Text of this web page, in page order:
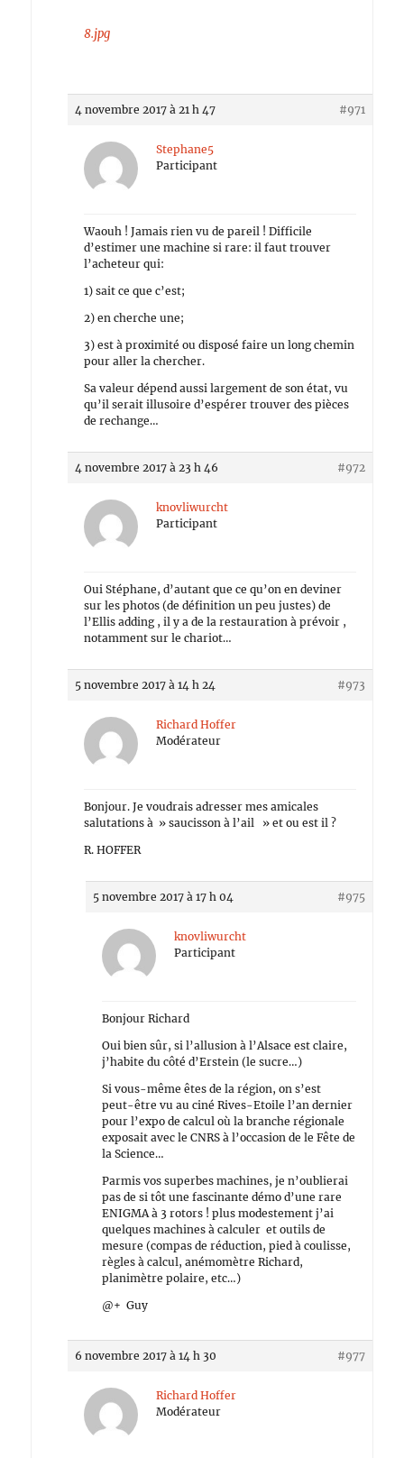
8.jpg
4 novembre 2017 à 21 h 47 #971
Stephane5
Participant
Waouh ! Jamais rien vu de pareil ! Difficile
d’estimer une machine si rare: il faut trouver
l’acheteur qui:
1) sait ce que c’est;
2) en cherche une;
3) est à proximité ou disposé faire un long chemin
pour aller la chercher.
Sa valeur dépend aussi largement de son état, vu
qu’il serait illusoire d’espérer trouver des pièces
de rechange…
4 novembre 2017 à 23 h 46 #972
knovliwurcht
Participant
Oui Stéphane, d’autant que ce qu’on en deviner
sur les photos (de définition un peu justes) de
l’Ellis adding , il y a de la restauration à prévoir ,
notamment sur le chariot…
5 novembre 2017 à 14 h 24 #973
Richard Hoffer
Modérateur
Bonjour. Je voudrais adresser mes amicales
salutations à » saucisson à l’ail » et ou est il ?
R. HOFFER
5 novembre 2017 à 17 h 04 #975
knovliwurcht
Participant
Bonjour Richard
Oui bien sûr, si l’allusion à l’Alsace est claire,
j’habite du côté d’Erstein (le sucre…)
Si vous-même êtes de la région, on s’est
peut-être vu au ciné Rives-Etoile l’an dernier
pour l’expo de calcul où la branche régionale
exposait avec le CNRS à l’occasion de le Fête de
la Science…
Parmis vos superbes machines, je n’oublierai
pas de si tôt une fascinante démo d’une rare
ENIGMA à 3 rotors ! plus modestement j’ai
quelques machines à calculer et outils de
mesure (compas de réduction, pied à coulisse,
règles à calcul, anémomètre Richard,
planimètre polaire, etc…)
@+ Guy
6 novembre 2017 à 14 h 30 #977
Richard Hoffer
Modérateur